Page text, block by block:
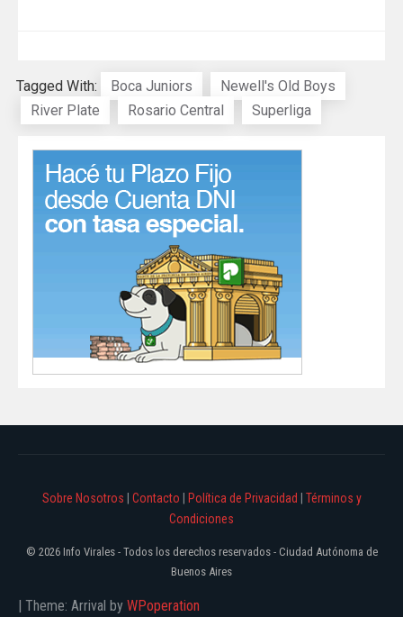
Tagged With: Boca Juniors
Newell's Old Boys
River Plate
Rosario Central Superliga
Sobre Nosotros Contacto Política de Privacidad
Términos y
Condiciones
© 2026 Info Virales - Todos los derechos reservados - Ciudad Autónoma de
Buenos Aires
| Theme: Arrival by WPoperation